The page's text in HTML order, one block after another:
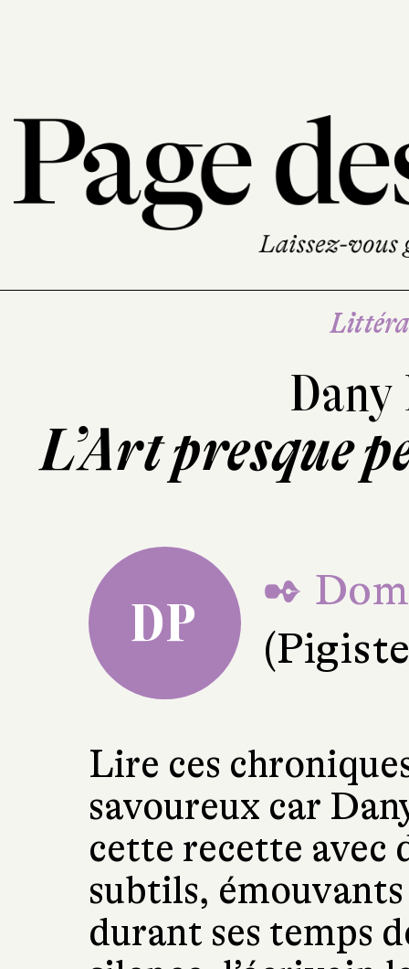
L’Art presque
DP
✒
Lire ces
savoureux car
cette recette avec
subtils,
durant ses temps